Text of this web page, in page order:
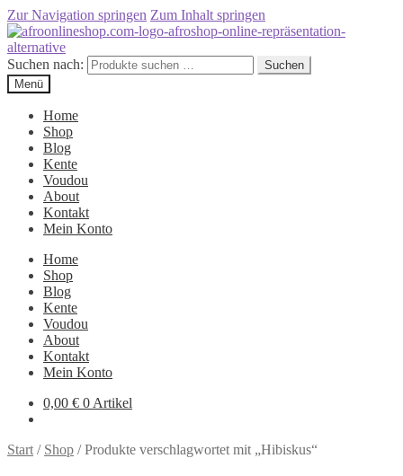
Zur Navigation springen Zum Inhalt springen
Suchen nach:
Suchen
Menü
Home
Shop
Blog
Kente
Voudou
About
Kontakt
Mein Konto
Home
Shop
Blog
Kente
Voudou
About
Kontakt
Mein Konto
0,00 € 0 Artikel
Start / Shop /Produkte verschlagwortet mit „Hibiskus“